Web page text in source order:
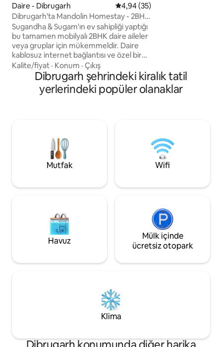
Daire - Dibrugarh 5 üzerinden ortalama 4,94
4,94 (35)
Dibrugarh'ta Mandolin Homestay - 2BHK
Daire
Sugandha & Sugam'ın ev sahipliği yaptığı
bu tamamen mobilyalı 2BHK daire aileler
veya gruplar için mükemmeldir. Daire
kablosuz internet bağlantısı ve özel bir
çalışma alanı ile donatılmıştır. Müzik
tutkunuysanız, müzik aletlerinin
bulunduğu reçel odasının veya okumayı
seviyorsanız küçük kütüphanenin keyfini
mutfak, çamaşır makinesi ve ücretsiz
otopark tesisine erişebilir.
Kalite/fiyat · Konum · Çıkış
Dibrugarh şehrindeki kiralık tatil
yerlerindeki popüler olanaklar
Mutfak Wifi
Havuz
Mülk içinde
ücretsiz otopark
Klima